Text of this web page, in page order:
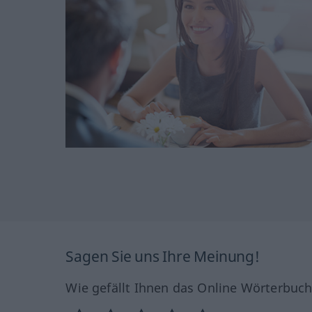
Sagen Sie uns Ihre Meinung!
Wie gefällt Ihnen das Online